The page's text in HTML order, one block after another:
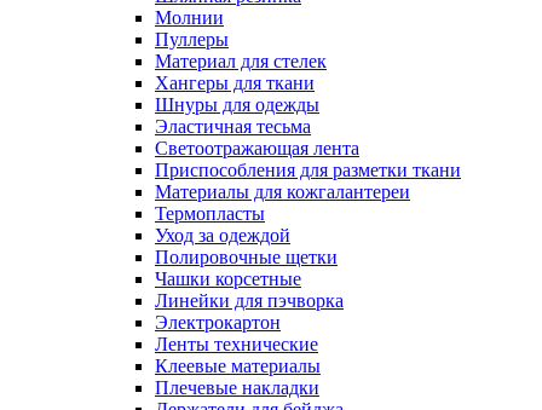
Молнии
Пуллеры
Материал для стелек
Хангеры для ткани
Шнуры для одежды
Эластичная тесьма
Светоотражающая лента
Приспособления для разметки ткани
Материалы для кожгалантереи
Термопласты
Уход за одеждой
Полировочные щетки
Чашки корсетные
Линейки для пэчворка
Электрокартон
Ленты технические
Клеевые материалы
Плечевые накладки